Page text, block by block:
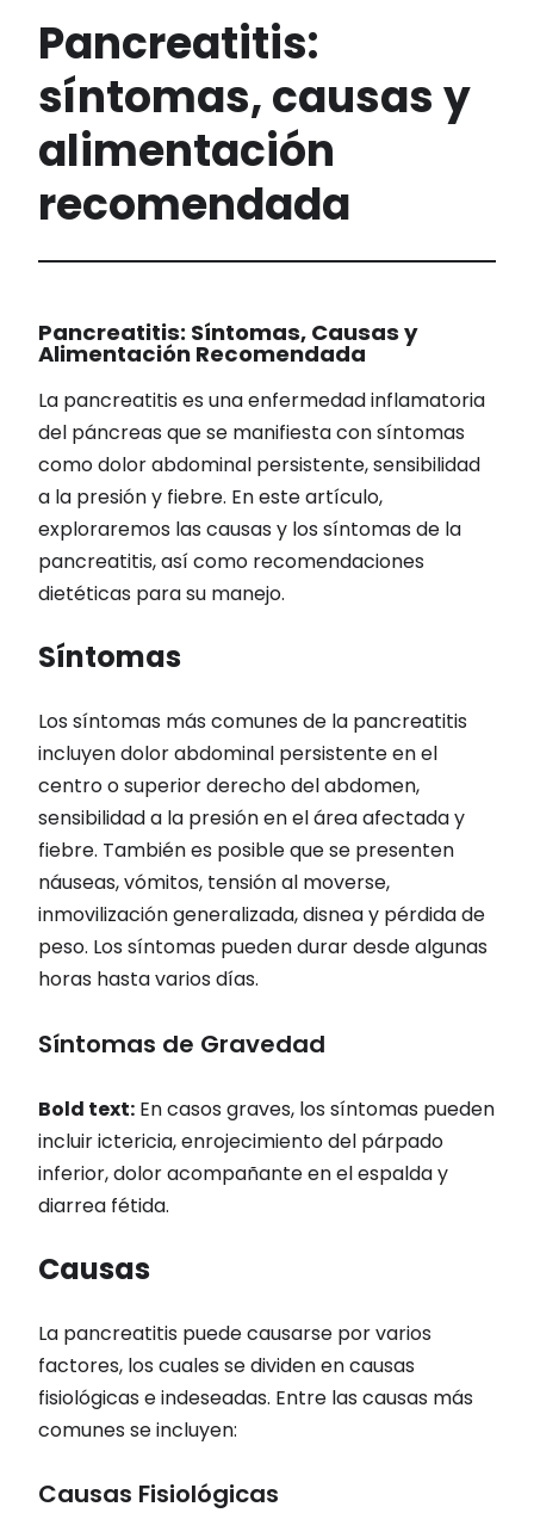
Pancreatitis:
síntomas, causas y
alimentación
recomendada
Pancreatitis: Síntomas, Causas y
Alimentación Recomendada
La pancreatitis es una enfermedad inflamatoria
del páncreas que se manifiesta con síntomas
como dolor abdominal persistente, sensibilidad
a la presión y fiebre. En este artículo,
exploraremos las causas y los síntomas de la
pancreatitis, así como recomendaciones
dietéticas para su manejo.
Síntomas
Los síntomas más comunes de la pancreatitis
incluyen dolor abdominal persistente en el
centro o superior derecho del abdomen,
sensibilidad a la presión en el área afectada y
fiebre. También es posible que se presenten
náuseas, vómitos, tensión al moverse,
inmovilización generalizada, disnea y pérdida de
peso. Los síntomas pueden durar desde algunas
horas hasta varios días.
Síntomas de Gravedad
Bold text: En casos graves, los síntomas pueden
incluir ictericia, enrojecimiento del párpado
inferior, dolor acompañante en el espalda y
diarrea fétida.
Causas
La pancreatitis puede causarse por varios
factores, los cuales se dividen en causas
fisiológicas e indeseadas. Entre las causas más
comunes se incluyen:
Causas Fisiológicas